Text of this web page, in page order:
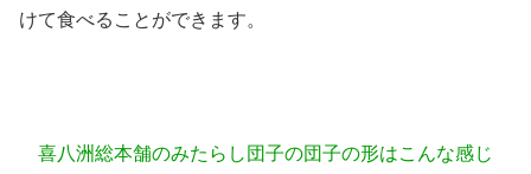
けて食べることができます。
喜八洲総本舗のみたらし団子の団子の形はこんな感じ